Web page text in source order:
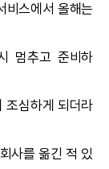
비스에서 올해는
멈추고 준비하
조심하게 되더라
사를 옮긴 적 있